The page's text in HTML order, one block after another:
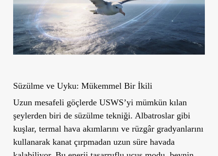
Süzülme ve Uyku: Mükemmel Bir İkili
Uzun mesafeli göçlerde USWS’yi mümkün kılan
şeylerden biri de süzülme tekniği. Albatroslar gibi
kuşlar, termal hava akımlarını ve rüzgâr gradyanlarını
kullanarak kanat çırpmadan uzun süre havada